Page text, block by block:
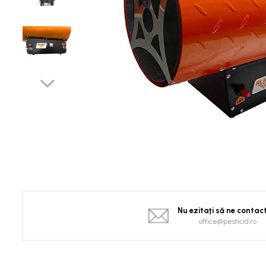
Vinete
Salate
Brocoli și Conopidă
Nu ezitaţi să ne
office@pesticid.ro